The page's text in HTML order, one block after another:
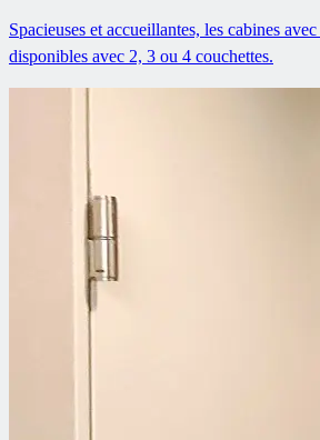
Spacieuses et accueillantes, les cabines
disponibles avec 2, 3 ou 4 couchettes.